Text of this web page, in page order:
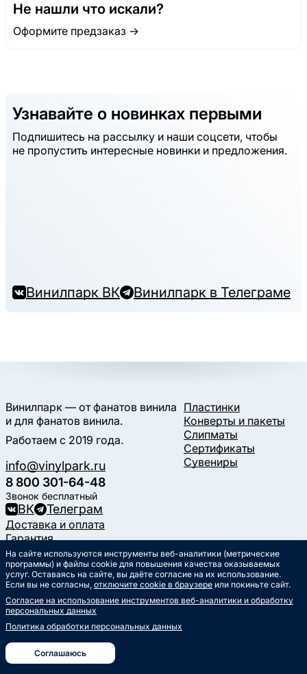
Не нашли что искали?
Оформите предзаказ →
Узнавайте о новинках первыми
Подпишитесь на рассылку и наши соцсети, чтобы
не пропустить интересные новинки и предложения.
Винилпарк ВК Винилпарк в Телеграме
Винилпарк — от фанатов винила
и для фанатов винила.
Работаем с 2019 года.
info@vinylpark.ru
8 800 301-64-48
Звонок бесплатный
ВК Телеграм
Пластинки
Конверты и пакеты
Слипматы
Сертификаты
Сувениры
Доставка и оплата
Гарантия
Контакты
Статьи
Музыкальный календарь
Документы
Публичная оферта
Политика обработки
Согласие на обработкуперсональных данных
На сайте используются инструменты веб-аналитики (метрические
программы) и файлы cookie для повышения качества оказываемых
услуг. Оставаясь на сайте, вы даёте согласие на их использование.
Если вы не согласны, отключите cookie в браузере или покиньте сайт.
Согласие на использование инструментов веб-аналитики и обработку
персональных данных
Политика обработки персональных данных
Соглашаюсь